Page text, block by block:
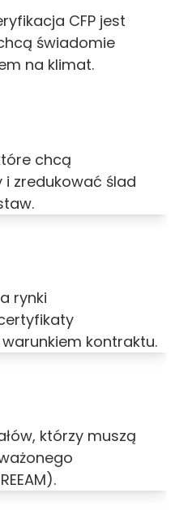
CFP jest
świadomie
na klimat.
chcą
zredukować ślad
rynki
kontraktu.
którzy muszą